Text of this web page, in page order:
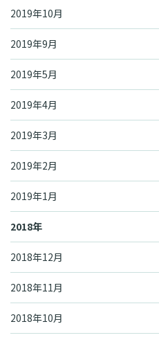
2019年10月
2019年9月
2019年5月
2019年4月
2019年3月
2019年2月
2019年1月
2018年
2018年12月
2018年11月
2018年10月